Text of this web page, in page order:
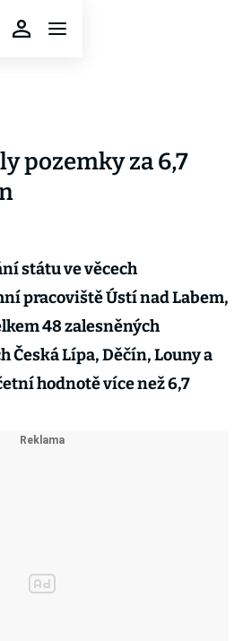
pozemky za 6,7
státu ve věcech
pracoviště Ústí nad Labem,
48 zalesněných
Česká Lípa, Děčín, Louny a
hodnotě více než 6,7